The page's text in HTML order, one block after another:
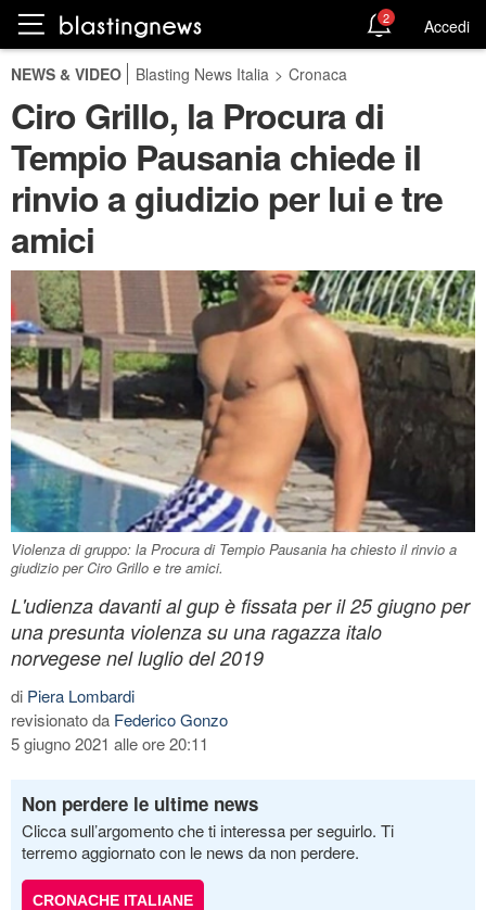
2 Accedi
NEWS & VIDEO Blasting News Italia > Cronaca
Ciro Grillo, la Procura di
Tempio Pausania chiede il
rinvio a giudizio per lui e tre
amici
Violenza di gruppo: la Procura di Tempio Pausania ha chiesto il rinvio a
giudizio per Ciro Grillo e tre amici.
L'udienza davanti al gup è fissata per il 25 giugno per
una presunta violenza su una ragazza italo
norvegese nel luglio del 2019
di Piera Lombardi
revisionato da Federico Gonzo
5 giugno 2021 alle ore 20:11
Non perdere le ultime news
Clicca sull’argomento che ti interessa per seguirlo. Ti
terremo aggiornato con le news da non perdere.
CRONACHE ITALIANE